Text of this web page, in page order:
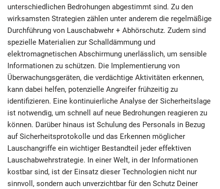
unterschiedlichen Bedrohungen abgestimmt sind. Zu den
wirksamsten Strategien zählen unter anderem die regelmäßige
Durchführung von Lauschabwehr + Abhörschutz. Zudem sind
spezielle Materialien zur Schalldämmung und
elektromagnetischen Abschirmung unerlässlich, um sensible
Informationen zu schützen. Die Implementierung von
Überwachungsgeräten, die verdächtige Aktivitäten erkennen,
kann dabei helfen, potenzielle Angreifer frühzeitig zu
identifizieren. Eine kontinuierliche Analyse der Sicherheitslage
ist notwendig, um schnell auf neue Bedrohungen reagieren zu
können. Darüber hinaus ist Schulung des Personals in Bezug
auf Sicherheitsprotokolle und das Erkennen möglicher
Lauschangriffe ein wichtiger Bestandteil jeder effektiven
Lauschabwehrstrategie. In einer Welt, in der Informationen
kostbar sind, ist der Einsatz dieser Technologien nicht nur
sinnvoll, sondern auch unverzichtbar für den Schutz Deiner